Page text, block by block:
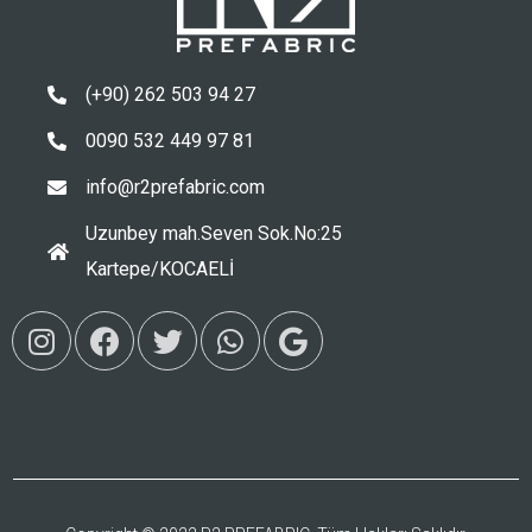
(+90) 262 503 94 27
0090 532 449 97 81
info@r2prefabric.com
Uzunbey mah.Seven Sok.No:25
Kartepe/KOCAELİ